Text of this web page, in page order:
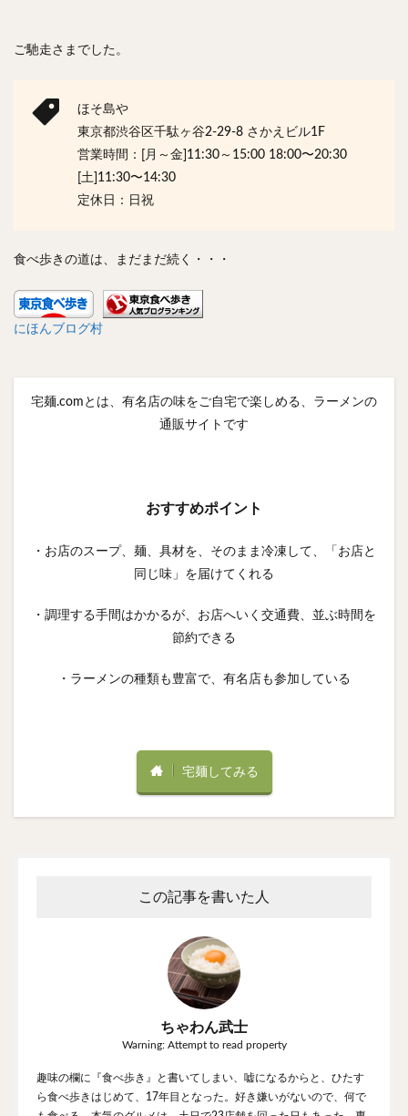
ご馳走さまでした。
ほそ島や
東京都渋谷区千駄ヶ谷2-29-8 さかえビル1F
営業時間：[月～金]11:30～15:00 18:00〜20:30
[土]11:30〜14:30
定休日：日祝
食べ歩きの道は、まだまだ続く・・・
にほんブログ村
宅麺.comとは、有名店の味をご自宅で楽しめる、ラーメンの
通販サイトです
おすすめポイント
・お店のスープ、麺、具材を、そのまま冷凍して、「お店と
同じ味」を届けてくれる
・調理する手間はかかるが、お店へいく交通費、並ぶ時間を
節約できる
・ラーメンの種類も豊富で、有名店も参加している
宅麺してみる
この記事を書いた人
ちゃわん武士
Warning: Attempt to read property
趣味の欄に『食べ歩き』と書いてしまい、嘘になるからと、ひたす
ら食べ歩きはじめて、17年目となった。好き嫌いがないので、何で